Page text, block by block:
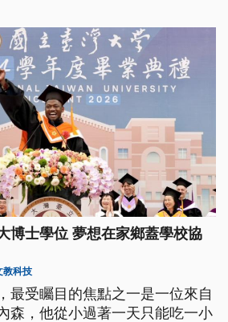
博士學位 夢想在家鄉蓋學校協
教科技
最受矚目的焦點之一是一位來自
森，他從小過著一天只能吃一小